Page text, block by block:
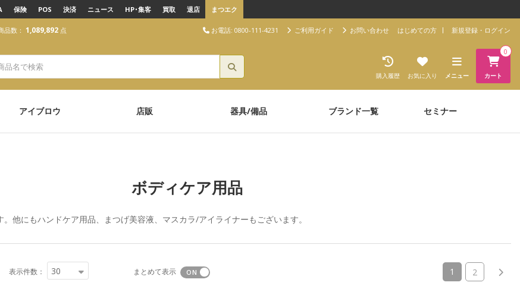
保険 POS 決済 ニュース HP･集客 買取 退店 まつエク
品数： 1,089,892 点 お電話: 0800-111-4231 ご利用ガイド お問い合わせ はじめての方 新規登録・ログイン
カート
0
メニュー
お気に入り
購入履歴
アイブロウ 店販 器具/備品 ブランド一覧 セミナー
ボディケア用品
。他にもハンドケア用品、 まつげ美容液、 マスカラ/アイライナーもございます。
表示件数： 30 まとめて表示 1 (current)
2